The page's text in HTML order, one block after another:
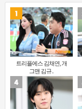
트리플에스 김채연, 개
그맨 김규..